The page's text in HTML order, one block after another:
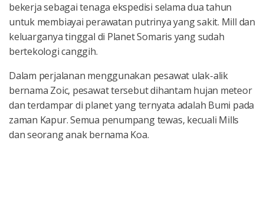
bekerja sebagai tenaga ekspedisi selama dua tahun
untuk membiayai perawatan putrinya yang sakit. Mill dan
keluarganya tinggal di Planet Somaris yang sudah
bertekologi canggih.
Dalam perjalanan menggunakan pesawat ulak-alik
bernama Zoic, pesawat tersebut dihantam hujan meteor
dan terdampar di planet yang ternyata adalah Bumi pada
zaman Kapur. Semua penumpang tewas, kecuali Mills
dan seorang anak bernama Koa.